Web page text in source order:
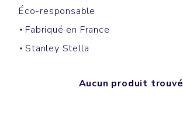
Éco-responsable
Fabriqué en France
Stanley Stella
Aucun produit trouvé